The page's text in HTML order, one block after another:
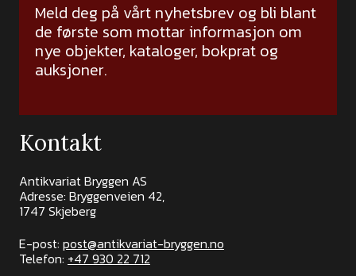
Meld deg på vårt nyhetsbrev og bli blant
de første som mottar informasjon om
nye objekter, kataloger, bokprat og
auksjoner.
Kontakt
Antikvariat Bryggen AS
Adresse: Bryggenveien 42,
1747 Skjeberg
E-post: post@antikvariat-bryggen.no
Telefon: +47 930 22 712